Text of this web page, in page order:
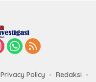
Privacy Policy
Redaksi